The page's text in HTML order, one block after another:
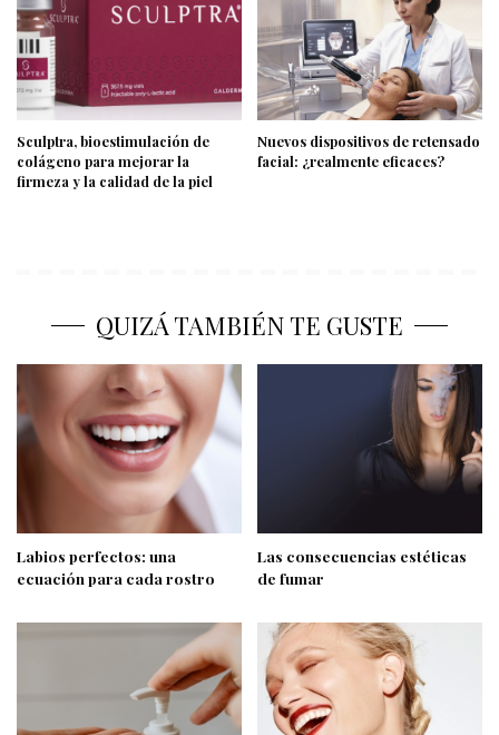
Sculptra, bioestimulación de
colágeno para mejorar la
firmeza y la calidad de la piel
Nuevos dispositivos de retensado
facial: ¿realmente eficaces?
QUIZÁ TAMBIÉN TE GUSTE
Labios perfectos: una
ecuación para cada rostro
Las consecuencias estéticas
de fumar